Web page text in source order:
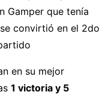
Gamper que tenía
convirtió en el 2do
en su mejor
1 victoria y 5